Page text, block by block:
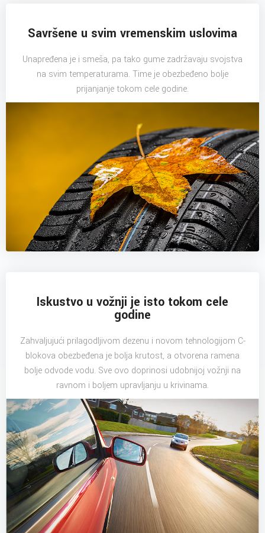
Savršene u svim vremenskim uslovima
Unapređena je i smeša, pa tako gume zadržavaju svojstva
na svim temperaturama. Time je obezbeđeno bolje
prijanjanje tokom cele godine.
Iskustvo u vožnji je isto tokom cele
godine
Zahvaljujući prilagodljivom dezenu i novom tehnologijom C-
blokova obezbeđena je bolja krutost, a otvorena ramena
bolje odvode vodu. Sve ovo doprinosi udobnijoj vožnji na
ravnom i boljem upravljanju u krivinama.